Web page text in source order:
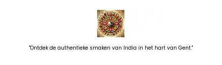
"Ontdek de authentieke smaken van India in het hart van Gent."